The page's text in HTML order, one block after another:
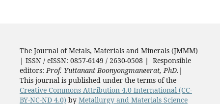
The Journal of Metals, Materials and Minerals (JMMM)
| ISSN / eISSN: 0857-6149 / 2630-0508 | Responsible
editors:Prof. Yuttanant Boonyongmaneerat, PhD. |
This journal is published under the terms of the
Creative Commons Attribution 4.0 International (CC-
BY-NC-ND 4.0) by Metallurgy and Materials Science